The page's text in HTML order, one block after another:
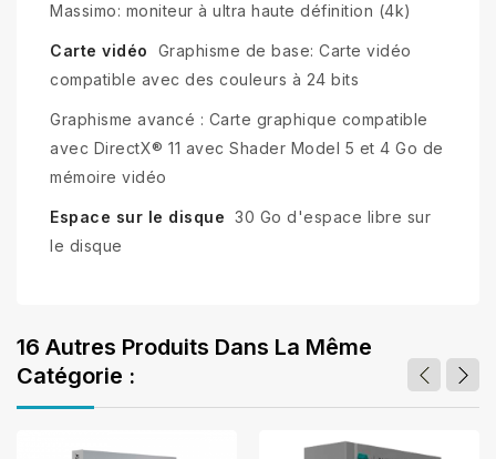
Massimo: moniteur à ultra haute définition (4k)
Carte vidéo
Graphisme de base: Carte vidéo
compatible avec des couleurs à 24 bits
Graphisme avancé : Carte graphique compatible
avec DirectX® 11 avec Shader Model 5 et 4 Go de
mémoire vidéo
Espace sur le disque 30 Go d'espace libre sur
le disque
16 Autres Produits Dans La Même
Catégorie :